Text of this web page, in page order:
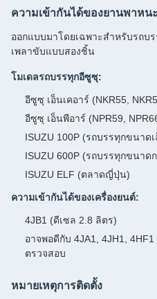
ความเข้ากันได้ของยานพาหนะ
ออกแบบมาโดยเฉพาะสำหรับรถบ
เพลาขับแบบสองชิ้น
โมเดลรถบรรทุกอีซูซุ:
อีซูซุ เอ็นเคอาร์ (NKR55,
อีซูซุ เอ็นพีอาร์ (NPR59,
ISUZU 100P (รถบรรทุกขนาด
ISUZU 600P (รถบรรทุกขนาด
ISUZU ELF (ตลาดญี่ปุ่น)
ความเข้ากันได้ของเครื่องยนต์:
4JB1 (ดีเซล 2.8 ลิตร)
อาจพอดีกับ 4JA1, 4JH1,
ตรวจสอบ
หมายเหตุการติดตั้ง